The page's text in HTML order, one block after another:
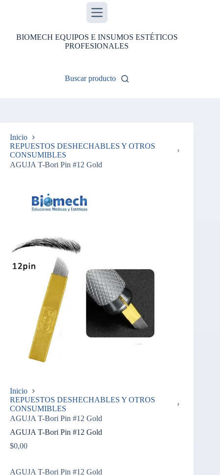
BIOMECH EQUIPOS E INSUMOS ESTÉTICOS
PROFESIONALES
Buscar producto
Inicio
REPUESTOS DESHECHABLES Y OTROS
CONSUMIBLES
AGUJA T-Bori Pin #12 Gold
Inicio
REPUESTOS DESHECHABLES Y OTROS
CONSUMIBLES
AGUJA T-Bori Pin #12 Gold
AGUJA T-Bori Pin #12 Gold
$0,00
AGUJA T-Bori Pin #12 Gold